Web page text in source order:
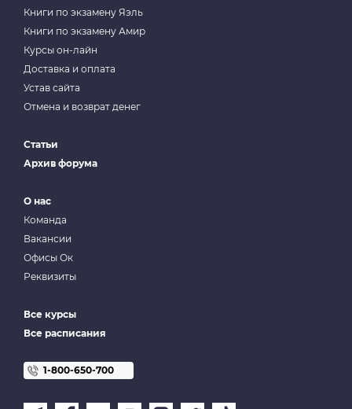
Книги по экзамену Яэль
Книги по экзамену Амир
Курсы он-лайн
Доставка и оплата
Устав сайта
Отмена и возврат денег
Статьи
Архив форума
О нас
Команда
Вакансии
Офисы Ок
Реквизиты
Все курсы
Все расписания
1-800-650-700